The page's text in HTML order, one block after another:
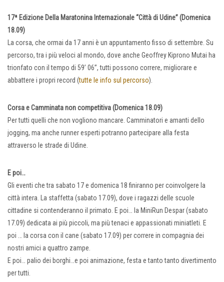
17ª Edizione Della Maratonina Internazionale “Città di Udine” (Domenica
18.09)
La corsa, che ormai da 17 anni è un appuntamento fisso di settembre. Su
percorso, tra i più veloci al mondo, dove anche Geoffrey Kiprono Mutai ha
trionfato con il tempo di 59’ 06’’, tutti possono correre, migliorare e
abbattere i propri record (tutte le info sul percorso).
Corsa e Camminata non competitiva (Domenica 18.09)
Per tutti quelli che non vogliono mancare. Camminatori e amanti dello
jogging, ma anche runner esperti potranno partecipare alla festa
attraverso le strade di Udine.
E poi…
Gli eventi che tra sabato 17 e domenica 18 finiranno per coinvolgere la
città intera. La staffetta (sabato 17.09), dove i ragazzi delle scuole
cittadine si contenderanno il primato. E poi… la MiniRun Despar (sabato
17.09) dedicata ai più piccoli, ma più tenaci e appassionati miniatleti. E
poi … la corsa con il cane (sabato 17.09) per correre in compagnia dei
nostri amici a quattro zampe.
E poi… palio dei borghi…e poi animazione, festa e tanto tanto divertimento
per tutti.